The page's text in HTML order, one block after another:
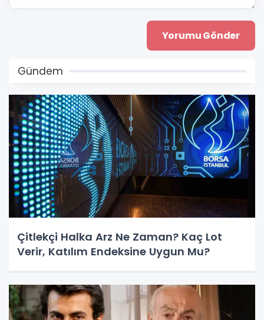
Gündem
Çitlekçi Halka Arz Ne Zaman? Kaç Lot
Verir, Katılım Endeksine Uygun Mu?